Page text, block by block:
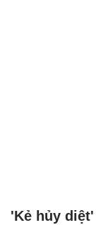
'Kẻ hủy